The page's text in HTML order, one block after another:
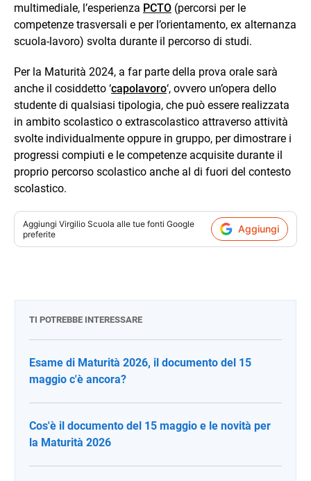
multimediale, l’esperienza PCTO (percorsi per le
competenze trasversali e per l’orientamento, ex alternanza
scuola-lavoro) svolta durante il percorso di studi.
Per la Maturità 2024, a far parte della prova orale sarà
anche il cosiddetto ‘capolavoro‘, ovvero un’opera dello
studente di qualsiasi tipologia, che può essere realizzata
in ambito scolastico o extrascolastico attraverso attività
svolte individualmente oppure in gruppo, per dimostrare i
progressi compiuti e le competenze acquisite durante il
proprio percorso scolastico anche al di fuori del contesto
scolastico.
Aggiungi Virgilio Scuola alle tue fonti Google
preferite
Aggiungi
TI POTREBBE INTERESSARE
Esame di Maturità 2026, il documento del 15
maggio c'è ancora?
Cos'è il documento del 15 maggio e le novità per
la Maturità 2026